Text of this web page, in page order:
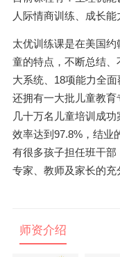
人际情商训练、成长
太优训练课是在美国
童的特点，不断总结
大系统、 18项能力全
还拥有一大批儿童教
几十万名儿童培训成
效率达到 97.8%，结业
有很多孩子担任班干
专家、教师及家长的充
师资介绍